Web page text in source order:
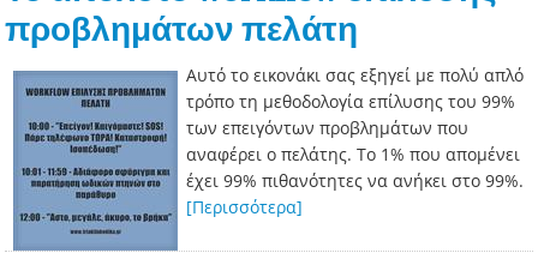
προβλημάτων πελάτη
Αυτό το εικονάκι σας εξηγεί με πολύ απλό
τρόπο τη μεθοδολογία επίλυσης του 99%
των επειγόντων προβλημάτων που
αναφέρει ο πελάτης. Το 1% που απομένει
έχει 99% πιθανότητες να ανήκει στο 99%.
[Περισσότερα]